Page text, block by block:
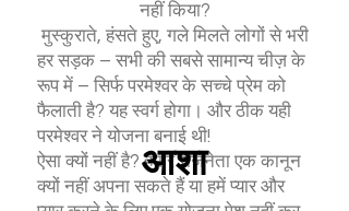
नहीं किया?
मुस्कुराते, हंसते हुए, गले मिलते लोगों से भरी
हर सड़क – सभी की सबसे सामान्य चीज़ के
रूप में – सिर्फ परमेश्वर के सच्चे प्रेम को
फैलाती है? यह स्वर्ग होगा। और ठीक यही
परमेश्वर ने योजना बनाई थी!
ऐसा क्यों नहीं है? हमारे राजनेता एक कानून
क्यों नहीं अपना सकते हैं या हमें प्यार और
आशा